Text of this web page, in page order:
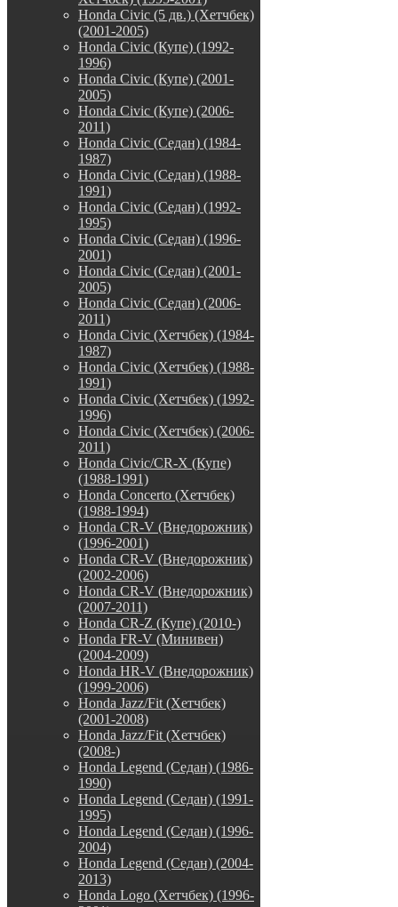
Honda Civic (5 дв.) (Хетчбек)
(2001-2005)
Honda Civic (Купе) (1992-
1996)
Honda Civic (Купе) (2001-
2005)
Honda Civic (Купе) (2006-
2011)
Honda Civic (Седан) (1984-
1987)
Honda Civic (Седан) (1988-
1991)
Honda Civic (Седан) (1992-
1995)
Honda Civic (Седан) (1996-
2001)
Honda Civic (Седан) (2001-
2005)
Honda Civic (Седан) (2006-
2011)
Honda Civic (Хетчбек) (1984-
1987)
Honda Civic (Хетчбек) (1988-
1991)
Honda Civic (Хетчбек) (1992-
1996)
Honda Civic (Хетчбек) (2006-
2011)
Honda Civic/CR-X (Купе)
(1988-1991)
Honda Concerto (Хетчбек)
(1988-1994)
Honda CR-V (Внедорожник)
(1996-2001)
Honda CR-V (Внедорожник)
(2002-2006)
Honda CR-V (Внедорожник)
(2007-2011)
Honda CR-Z (Купе) (2010-)
Honda FR-V (Минивен)
(2004-2009)
Honda HR-V (Внедорожник)
(1999-2006)
Honda Jazz/Fit (Хетчбек)
(2001-2008)
Honda Jazz/Fit (Хетчбек)
(2008-)
Honda Legend (Седан) (1986-
1990)
Honda Legend (Седан) (1991-
1995)
Honda Legend (Седан) (1996-
2004)
Honda Legend (Седан) (2004-
2013)
Honda Logo (Хетчбек) (1996-